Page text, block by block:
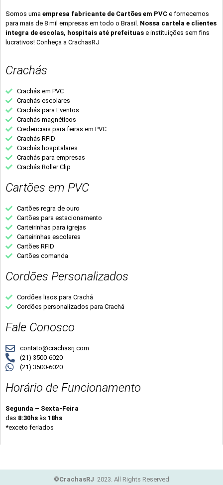
Somos uma empresa fabricante de Cartões em PVC e fornecemos
para mais de 8 mil empresas em todo o Brasil. Nossa cartela e clientes
integra de escolas, hospitais até prefeituas e instituições sem fins
lucrativos! Conheça a CrachasRJ
Crachás
Crachás em PVC
Crachás escolares
Crachás para Eventos
Crachás magnéticos
Credenciais para feiras em PVC
Crachás RFID
Crachás hospitalares
Crachás para empresas
Crachás Roller Clip
Cartões em PVC
Cartões regra de ouro
Cartões para estacionamento
Carteirinhas para igrejas
Carteirinhas escolares
Cartões RFID
Cartões comanda
Cordões Personalizados
Cordões lisos para Crachá
Cordões personalizados para Crachá
Fale Conosco
contato@crachasrj.com
(21) 3500-6020
(21) 3500-6020
Horário de Funcionamento
Segunda – Sexta-Feira
das 8:30hs às 18hs
*exceto feriados
©CrachasRJ 2023. All Rights Reserved